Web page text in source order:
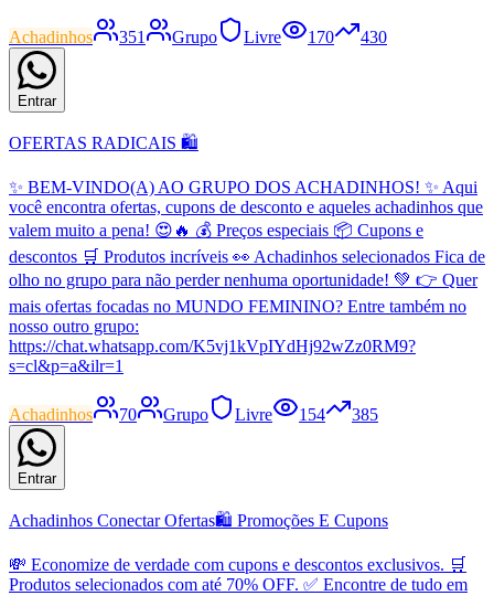
Achadinhos 351 Grupo Livre 170 430
Entrar
OFERTAS RADICAIS 🛍️
✨ BEM-VINDO(A) AO GRUPO DOS ACHADINHOS! ✨ Aqui
você encontra ofertas, cupons de desconto e aqueles achadinhos que
valem muito a pena! 😍🔥 💰 Preços especiais 📦 Cupons e
descontos 🛒 Produtos incríveis 👀 Achadinhos selecionados Fica de
olho no grupo para não perder nenhuma oportunidade! 💚 👉 Quer
mais ofertas focadas no MUNDO FEMININO? Entre também no
nosso outro grupo:
https://chat.whatsapp.com/K5vj1kVpIYdHj92wZz0RM9?
s=cl&p=a&ilr=1
Achadinhos 70 Grupo Livre 154 385
Entrar
Achadinhos Conectar Ofertas🛍 Promoções E Cupons
💸 Economize de verdade com cupons e descontos exclusivos. 🛒
Produtos selecionados com até 70% OFF. ✅ Encontre de tudo em